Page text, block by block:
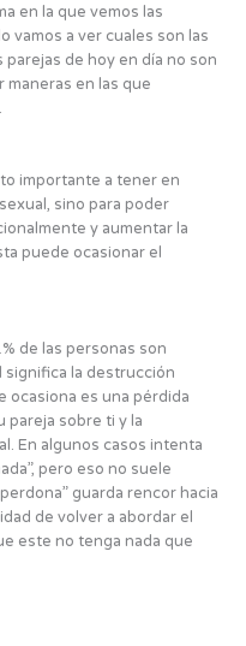
en la que vemos las
vamos a ver cuales son las
de hoy en día no son
maneras en las que
importante a tener en
sino para poder
y aumentar la
puede ocasionar el
de las personas son
significa la destrucción
ocasiona es una pérdida
pareja sobre ti y la
En algunos casos intenta
pero eso no suele
guarda rencor hacia
de volver a abordar el
este no tenga nada que